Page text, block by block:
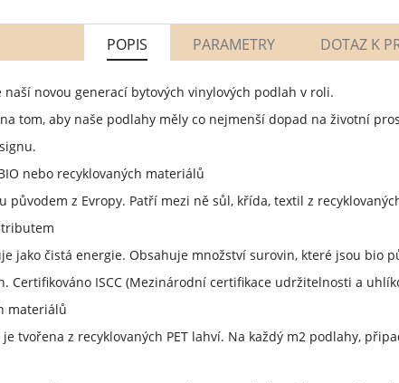
POPIS PARAMETRY DOTAZ K
novou generací bytových vinylových podlah v roli.
tom, aby naše podlahy měly co nejmenší dopad na životní
nebo recyklovaných materiálů
původem z Evropy. Patří mezi ně sůl, křída, textil z
jako čistá energie. Obsahuje množství surovin, které jsou bio
Certifikováno ISCC (Mezinárodní certifikace udržitelnosti a
materiálů
tvořena z recyklovaných PET lahví. Na každý m2 podlahy,